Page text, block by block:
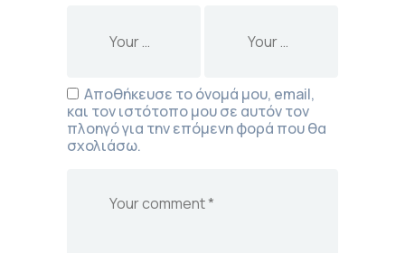
Αποθήκευσε το όνομά μου, email,
και τον ιστότοπο μου σε αυτόν τον
πλοηγό για την επόμενη φορά που θα
σχολιάσω.